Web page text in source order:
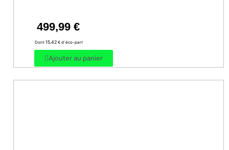
499,99 €
Dont 15.42 € d’ éco-part
Ajouter au panier